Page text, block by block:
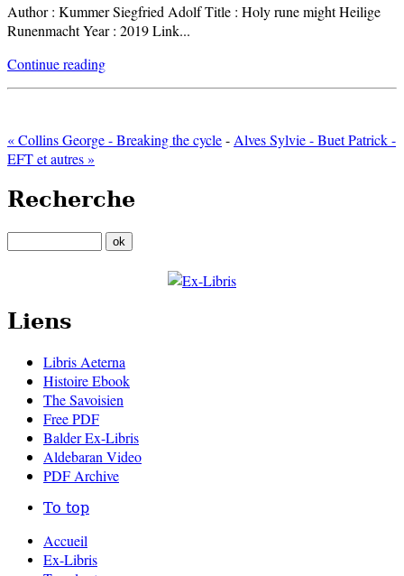
Author : Kummer Siegfried Adolf Title : Holy rune might Heilige
Runenmacht Year : 2019 Link...
Continue reading
« Collins George - Breaking the cycle- Alves Sylvie - Buet Patrick -
EFT et autres »
Recherche
Liens
Libris Aeterna
Histoire Ebook
The Savoisien
Free PDF
Balder Ex-Libris
Aldebaran Video
PDF Archive
To top
Accueil
Ex-Libris